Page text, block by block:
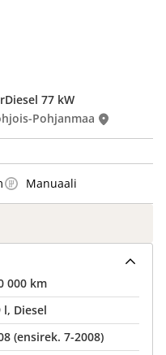
77 kW
Pohjanmaa
Manuaali
000 km
l, Diesel
(ensirek. 7-2008)